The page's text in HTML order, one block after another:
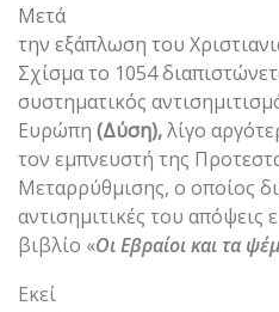
Μετά
την εξάπλωση του
Σχίσμα το 1054
συστηματικός
Ευρώπη (Δύση),λίγο
τον εμπνευστή της
Μεταρρύθμισης, ο οποίος
αντισημιτικές του απόψεις
βιβλίο «Οι Εβραίοι και τα
Εκεί